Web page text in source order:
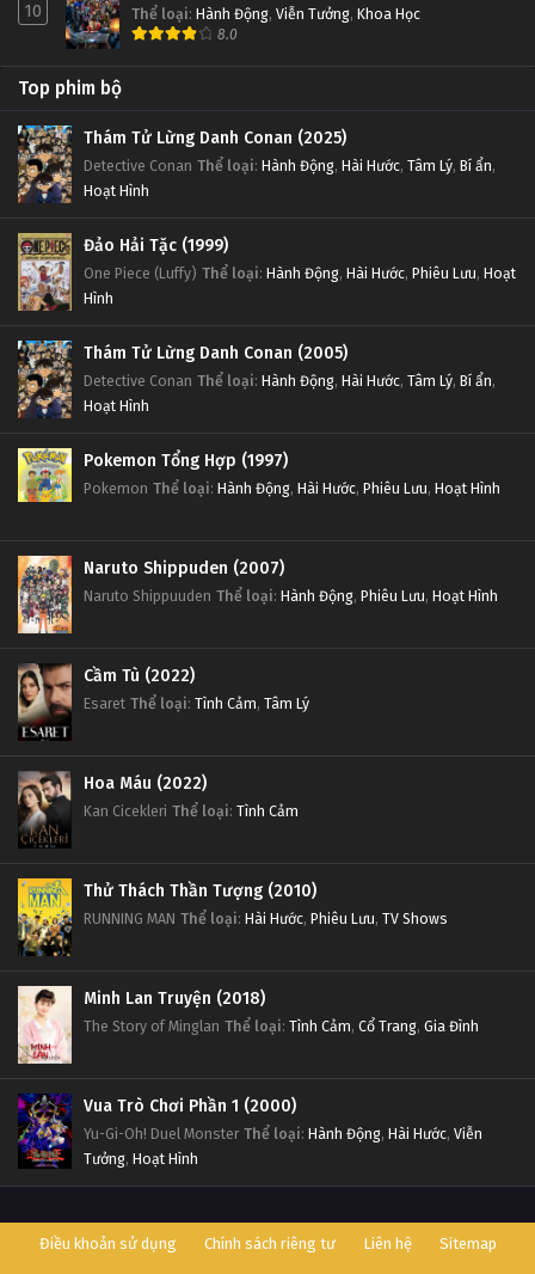
10 Thể loại: Hành Động, Viễn Tưởng, Khoa Học
8.0
Top phim bộ
Thám Tử Lừng Danh Conan (2025)
Detective Conan Thể loại: Hành Động, Hài Hước, Tâm Lý, Bí ẩn,
Hoạt Hình
Đảo Hải Tặc (1999)
One Piece (Luffy) Thể loại: Hành Động, Hài Hước, Phiêu Lưu, Hoạt
Hình
Thám Tử Lừng Danh Conan (2005)
Detective Conan Thể loại: Hành Động, Hài Hước, Tâm Lý, Bí ẩn,
Hoạt Hình
Pokemon Tổng Hợp (1997)
Pokemon Thể loại: Hành Động, Hài Hước, Phiêu Lưu, Hoạt Hình
Naruto Shippuden (2007)
Naruto Shippuuden Thể loại: Hành Động, Phiêu Lưu, Hoạt Hình
Cầm Tù (2022)
Esaret Thể loại: Tình Cảm, Tâm Lý
Hoa Máu (2022)
Kan Cicekleri Thể loại: Tình Cảm
Thử Thách Thần Tượng (2010)
RUNNING MAN Thể loại: Hài Hước, Phiêu Lưu, TV Shows
Minh Lan Truyện (2018)
The Story of Minglan Thể loại: Tình Cảm, Cổ Trang, Gia Đình
Vua Trò Chơi Phần 1 (2000)
Yu-Gi-Oh! Duel Monster Thể loại: Hành Động, Hài Hước, Viễn
Tưởng, Hoạt Hình
Điều khoản sử dụng Chính sách riêng tư Liên hệ Sitemap